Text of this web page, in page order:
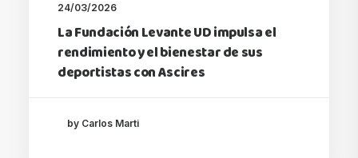
24/03/2026
La Fundación Levante UD impulsa el
rendimiento y el bienestar de sus
deportistas con Ascires
by Carlos Marti